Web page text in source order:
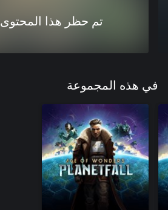
تم حظر هذا المحتوى
في هذه المجموعة